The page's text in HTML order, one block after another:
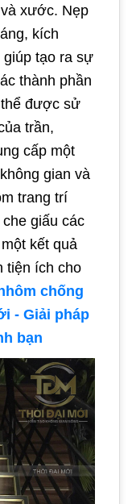
xước. Nẹp
kích
tạo ra sự
thành phần
thể được sử
trần,
cấp một
gian và
trang trí
giấu các
kết quả
tiện ích cho
chống
- Giải pháp
bạn